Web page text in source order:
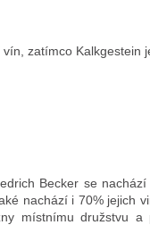
zatímco Kalkgestein
Becker se
nachází i 70% jejich
místnímu družstvu